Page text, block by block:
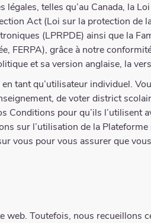
telles qu’au Canada, la
Act (Loi sur la protection de
(LPRPDE) ainsi que la
FERPA), grâce à notre
et sa version anglaise, la
tant qu’utilisateur individuel.
de voter district
Conditions pour qu’ils l’utilisent
sur l’utilisation de la Plateforme
vous pour vous assurer que
web. Toutefois, nous recueillons